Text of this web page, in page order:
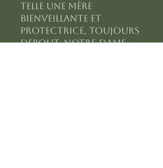
Telle une mère
bienveillante et
protectrice, toujours
debout, Notre-Dame